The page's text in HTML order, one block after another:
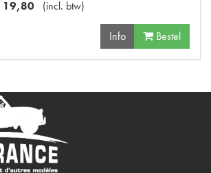
19,80 (incl. btw)
Info Bestel